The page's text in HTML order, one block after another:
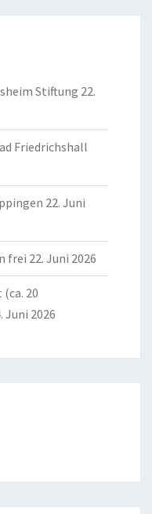
Stiftung 22.
Friedrichshall
22. Juni
frei 22. Juni 2026
20
Juni 2026